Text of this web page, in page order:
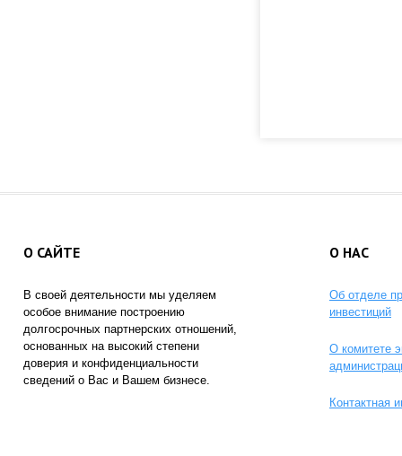
О САЙТЕ
В своей деятельности мы уделяем
особое внимание построению
долгосрочных партнерских отношений,
основанных на высокий степени
доверия и конфиденциальности
сведений о Вас и Вашем бизнесе.
О НАС
Об отделе
инвестиций
О комитете
Контактная